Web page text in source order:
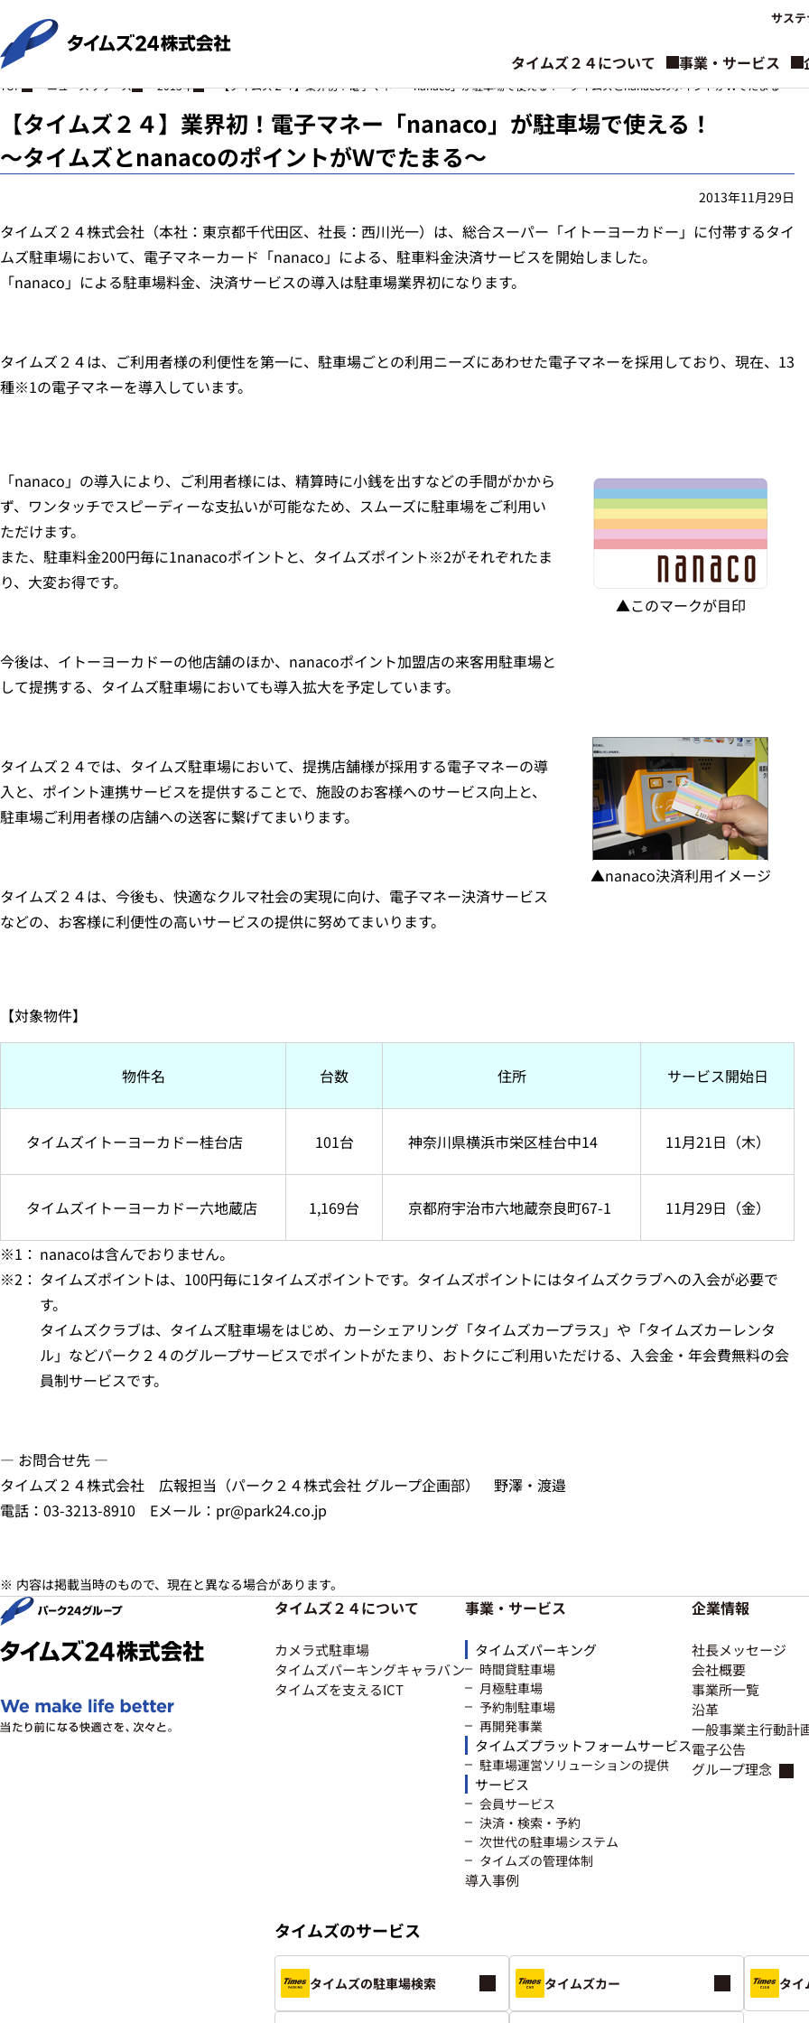
タイムズ２４について 事業・サービス
サステ
TOP ニュースリリース 2013年 【タイムズ２４】業界初！電子マネー「nanaco」が駐車場で使える！～タイムズとnanacoのポイントがＷでたまる～
【タイムズ２４】業界初！電子マネー「nanaco」が駐車場で使える！
～タイムズとnanacoのポイントがＷでたまる～
2013年11月29日
タイムズ２４株式会社（本社：東京都千代田区、社長：西川光一）は、総合スーパー「イトーヨーカドー」に付帯するタイ
ムズ駐車場において、電子マネーカード「nanaco」による、駐車料金決済サービスを開始しました。
「nanaco」による駐車場料金、決済サービスの導入は駐車場業界初になります。
タイムズ２４は、ご利用者様の利便性を第一に、駐車場ごとの利用ニーズにあわせた電子マネーを採用しており、現在、13
種※1の電子マネーを導入しています。
「nanaco」の導入により、ご利用者様には、精算時に小銭を出すなどの手間がかから
ず、ワンタッチでスピーディーな支払いが可能なため、スムーズに駐車場をご利用い
ただけます。
また、駐車料金200円毎に1nanacoポイントと、タイムズポイント※2がそれぞれたま
り、大変お得です。
今後は、イトーヨーカドーの他店舗のほか、nanacoポイント加盟店の来客用駐車場と
して提携する、タイムズ駐車場においても導入拡大を予定しています。
タイムズ２４では、タイムズ駐車場において、提携店舗様が採用する電子マネーの導
入と、ポイント連携サービスを提供することで、施設のお客様へのサービス向上と、
駐車場ご利用者様の店舗への送客に繋げてまいります。
タイムズ２４は、今後も、快適なクルマ社会の実現に向け、電子マネー決済サービス
などの、お客様に利便性の高いサービスの提供に努めてまいります。
▲このマークが目印
▲nanaco決済利用イメージ
【対象物件】
物件名 台数 住所 サービス開始日
タイムズイトーヨーカドー桂台店 101台 神奈川県横浜市栄区桂台中14 11月21日（木）
タイムズイトーヨーカドー六地蔵店 1,169台 京都府宇治市六地蔵奈良町67-1 11月29日（金）
※1： nanacoは含んでおりません。
※2： タイムズポイントは、100円毎に1タイムズポイントです。タイムズポイントにはタイムズクラブへの入会が必要で
す。
タイムズクラブは、タイムズ駐車場をはじめ、カーシェアリング「タイムズカープラス」や「タイムズカーレンタ
ル」などパーク２４のグループサービスでポイントがたまり、おトクにご利用いただける、入会金・年会費無料の会
員制サービスです。
― お問合せ先 ―
タイムズ２４株式会社 広報担当（パーク２４株式会社 グループ企画部） 野澤・渡邉
電話：03-3213-8910 Eメール：pr@park24.co.jp
内容は掲載当時のもので、現在と異なる場合があります。
タイムズ２４について
カメラ式駐車場
タイムズパーキングキャラバン
タイムズを支えるICT​
事業・サービス
タイムズパーキング
時間貸駐車場
月極駐車場
予約制駐車場
再開発事業
タイムズプラットフォームサービス
駐車場運営ソリューションの提供
サービス
会員サービス
決済・検索・予約
次世代の駐車場システム
タイムズの管理体制
導入事例
企業情報
社長メッセージ
会社概要
事業所一覧
沿革
一般事業主行動計
電子公告
グループ理念
タイムズのサービス
タイムズの駐車場検索 タイムズカー タイ